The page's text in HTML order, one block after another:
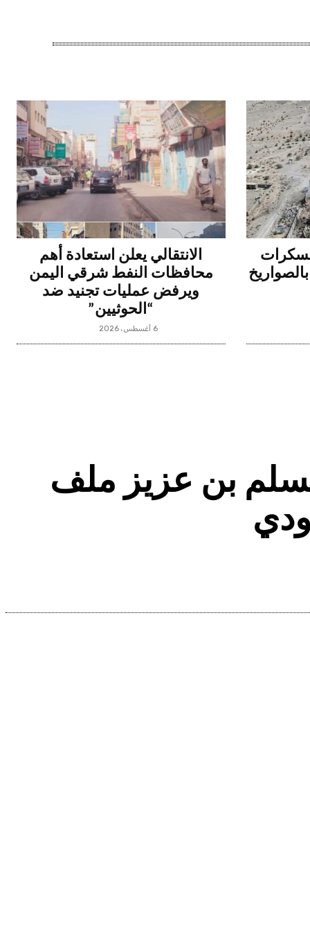
الانتقالي يعلن استعادة أهم
محافظات النفط شرقي اليمن
ويرفض عمليات تجنيد ضد
“الحوثيين”
6 أغسطس، 2026